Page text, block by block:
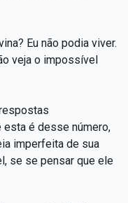
Eu não podia viver.
veja o impossível
esta é desse número,
imperfeita de sua
se se pensar que ele